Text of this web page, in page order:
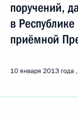
поручений,
в
приёмной
10 января 2013 года